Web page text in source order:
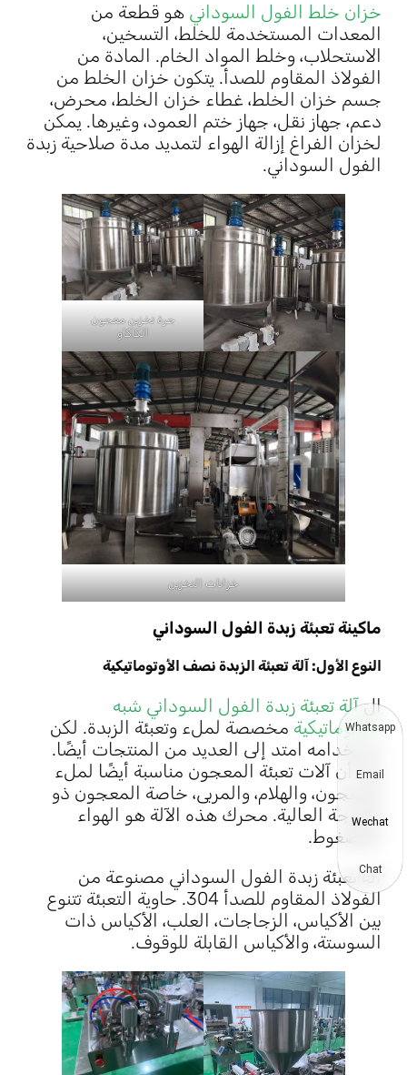
خزان خلط الفول السوداني هو قطعة من
المعدات المستخدمة للخلط، التسخين،
الاستحلاب، وخلط المواد الخام. المادة من
الفولاذ المقاوم للصدأ. يتكون خزان الخلط من
جسم خزان الخلط، غطاء خزان الخلط، محرض،
دعم، جهاز نقل، جهاز ختم العمود، وغيرها. يمكن
لخزان الفراغ إزالة الهواء لتمديد مدة صلاحية زبدة
الفول السوداني.
جرة تخزين معجون
الكاكاو
خزانات التخزين
ماكينة تعبئة زبدة الفول السوداني
النوع الأول: آلة تعبئة الزبدة نصف الأوتوماتيكية
الآلة تعبئة زبدة الفول السوداني شبه
الأوتوماتيكية مخصصة لملء وتعبئة الزبدة. لكن
استخدامه امتد إلى العديد من المنتجات أيضًا.
كما أن آلات تعبئة المعجون مناسبة أيضًا لملء
المعجون، والهلام، والمربى، خاصة المعجون ذو
اللزوجة العالية. محرك هذه الآلة هو الهواء
المضغوط.
آلة تعبئة زبدة الفول السوداني مصنوعة من
الفولاذ المقاوم للصدأ 304. حاوية التعبئة تتنوع
بين الأكياس، الزجاجات، العلب، الأكياس ذات
السوستة، والأكياس القابلة للوقوف.
Whatsapp
Email
Wechat
Chat